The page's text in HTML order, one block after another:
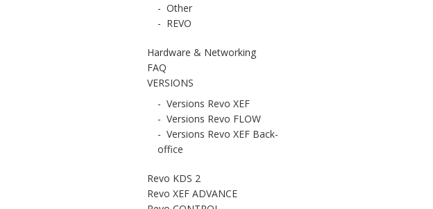
- Other
- REVO
Hardware & Networking
FAQ
VERSIONS
- Versions Revo XEF
- Versions Revo FLOW
- Versions Revo XEF Back-
office
Revo KDS 2
Revo XEF ADVANCE